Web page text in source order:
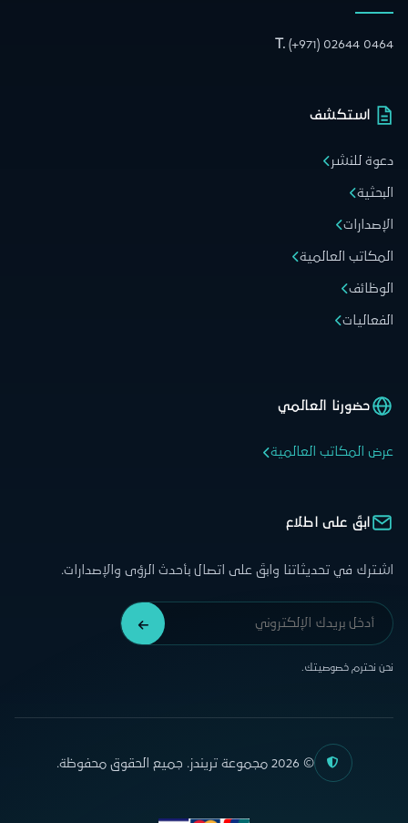
T. (+971) 02644 0464
استكشف
دعوة للنشر
البحثية
الإصدارات
المكاتب العالمية
الوظائف
الفعاليات
حضورنا العالمي
عرض المكاتب العالمية
ابقَ على اطلاع
اشترك في تحديثاتنا وابقَ على اتصال بأحدث الرؤى والإصدارات.
نحن نحترم خصوصيتك.
© 2026 مجموعة تريندز. جميع الحقوق محفوظة.